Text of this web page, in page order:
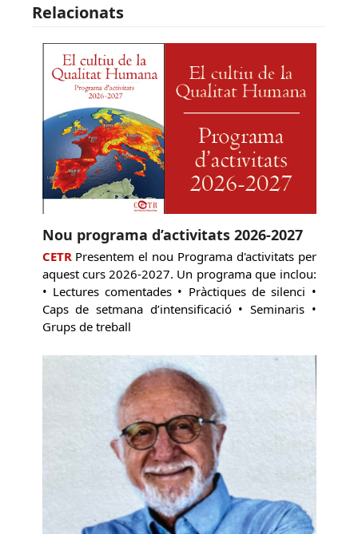
Relacionats
Nou programa d’activitats 2026-2027
CETR Presentem el nou Programa d'activitats per
aquest curs 2026-2027. Un programa que inclou:
• Lectures comentades • Pràctiques de silenci •
Caps de setmana d’intensificació • Seminaris •
Grups de treball